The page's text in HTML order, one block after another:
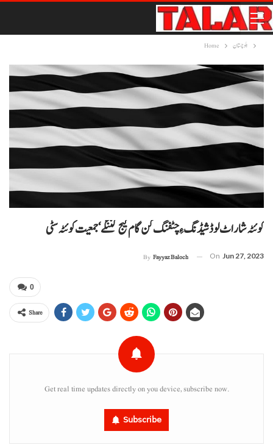
Home بلوچستان
کوئٹہ شار اٹ لوڈشیڈنگ ءِ چٹفنگ کن گام گیج کننگے‘جمعیت کوئٹہ سٹی
By Fayyaz Baloch On Jun 27, 2023
0
Share
Get real time updates directly on you device, subscribe now.
Subscribe